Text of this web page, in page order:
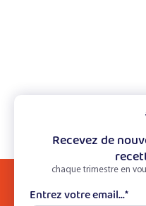
Recevez de
chaque trimestre en
Entrez votre email...*